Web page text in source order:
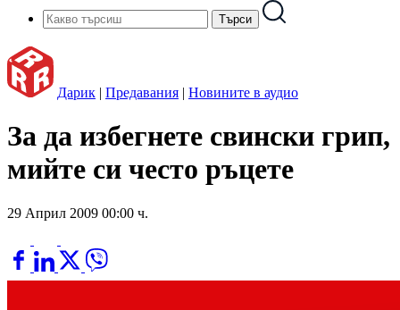
Дарик | Предавания | Новините в аудио
За да избегнете свински грип,
мийте си често ръцете
29 Април 2009 00:00 ч.